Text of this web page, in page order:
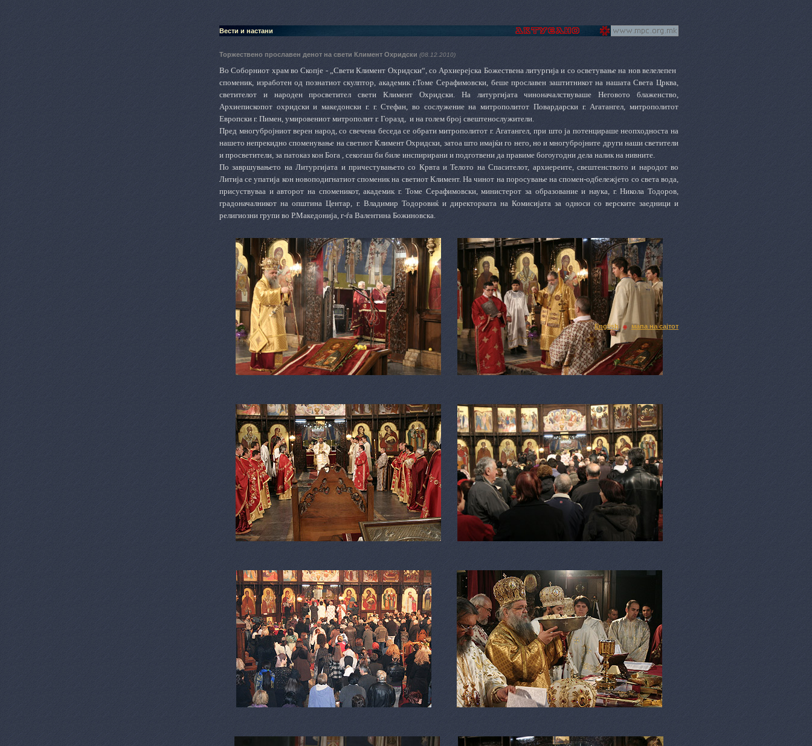
Вести и настани
Торжествено прославен денот на свети Климент Охридски (08.12.2010)
Во Соборниот храм во Скопје - „Свети Климент Охридски“, со Архиерејска Божествена литургија и со осветување на нов велелепен
споменик, изработен од познатиот скулптор, академик г.Томе Серафимовски, беше прославен заштитникот на нашата Света Црква,
светителот и народен просветител свети Климент Охридски. На литургијата чиноначалствуваше Неговото блаженство,
Архиепископот охридски и македонски г. г. Стефан, во сослужение на митрополитот Повардарски г. Агатангел, митрополитот
Европски г. Пимен, умировениот митрополит г. Горазд, и на голем број свештенослужители.
Пред многубројниот верен народ, со свечена беседа се обрати митрополитот г. Агатангел, при што ја потенцираше неопходноста на
нашето непрекидно споменување на светиот Климент Охридски, затоа што имајќи го него, но и многубројните други наши светители
и просветители, за патоказ кон Бога , секогаш би биле инспирирани и подготвени да правиме богоугодни дела налик на нивните.
По завршувањето на Литургијата и причестувањето со Крвта и Телото на Спасителот, архиереите, свештенството и народот во
Литија се упатија кон новоподигнатиот споменик на светиот Климент. На чинот на поросување на спомен-одбележјето со света вода,
присуствуваа и авторот на споменикот, академик г. Томе Серафимовски, министерот за образование и наука, г. Никола Тодоров,
градоначалникот на општина Центар, г. Владимир Тодоровиќ и директорката на Комисијата за односи со верските заедници и
религиозни групи во Р.Македонија, г-ѓа Валентина Божиновска.
English мапа на сајтот